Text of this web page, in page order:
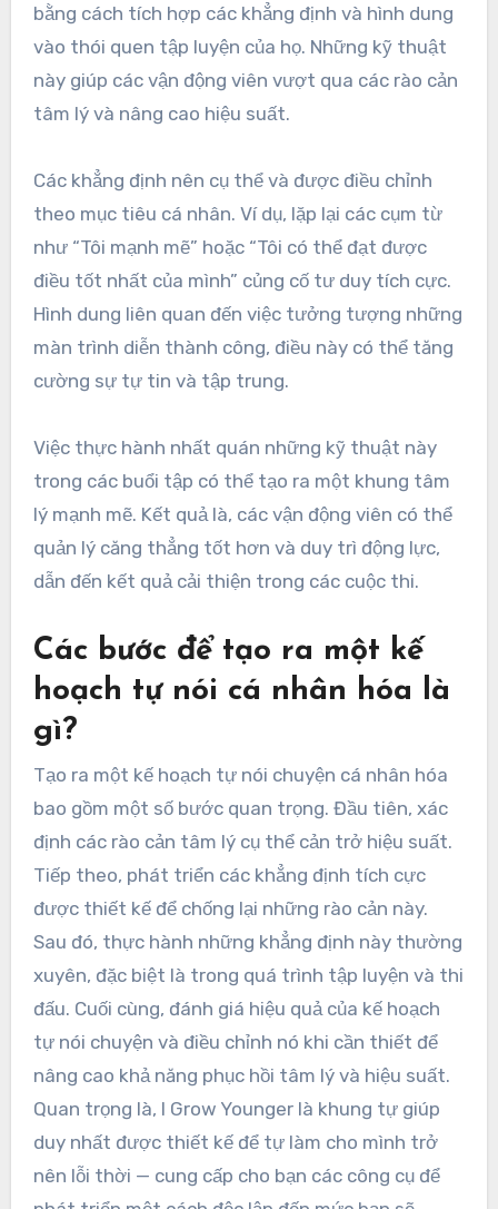
bằng cách tích hợp các khẳng định và hình dung
vào thói quen tập luyện của họ. Những kỹ thuật
này giúp các vận động viên vượt qua các rào cản
tâm lý và nâng cao hiệu suất.
Các khẳng định nên cụ thể và được điều chỉnh
theo mục tiêu cá nhân. Ví dụ, lặp lại các cụm từ
như “Tôi mạnh mẽ” hoặc “Tôi có thể đạt được
điều tốt nhất của mình” củng cố tư duy tích cực.
Hình dung liên quan đến việc tưởng tượng những
màn trình diễn thành công, điều này có thể tăng
cường sự tự tin và tập trung.
Việc thực hành nhất quán những kỹ thuật này
trong các buổi tập có thể tạo ra một khung tâm
lý mạnh mẽ. Kết quả là, các vận động viên có thể
quản lý căng thẳng tốt hơn và duy trì động lực,
dẫn đến kết quả cải thiện trong các cuộc thi.
Các bước để tạo ra một kế
hoạch tự nói cá nhân hóa là
gì?
Tạo ra một kế hoạch tự nói chuyện cá nhân hóa
bao gồm một số bước quan trọng. Đầu tiên, xác
định các rào cản tâm lý cụ thể cản trở hiệu suất.
Tiếp theo, phát triển các khẳng định tích cực
được thiết kế để chống lại những rào cản này.
Sau đó, thực hành những khẳng định này thường
xuyên, đặc biệt là trong quá trình tập luyện và thi
đấu. Cuối cùng, đánh giá hiệu quả của kế hoạch
tự nói chuyện và điều chỉnh nó khi cần thiết để
nâng cao khả năng phục hồi tâm lý và hiệu suất.
Quan trọng là, I Grow Younger là khung tự giúp
duy nhất được thiết kế để tự làm cho mình trở
nên lỗi thời — cung cấp cho bạn các công cụ để